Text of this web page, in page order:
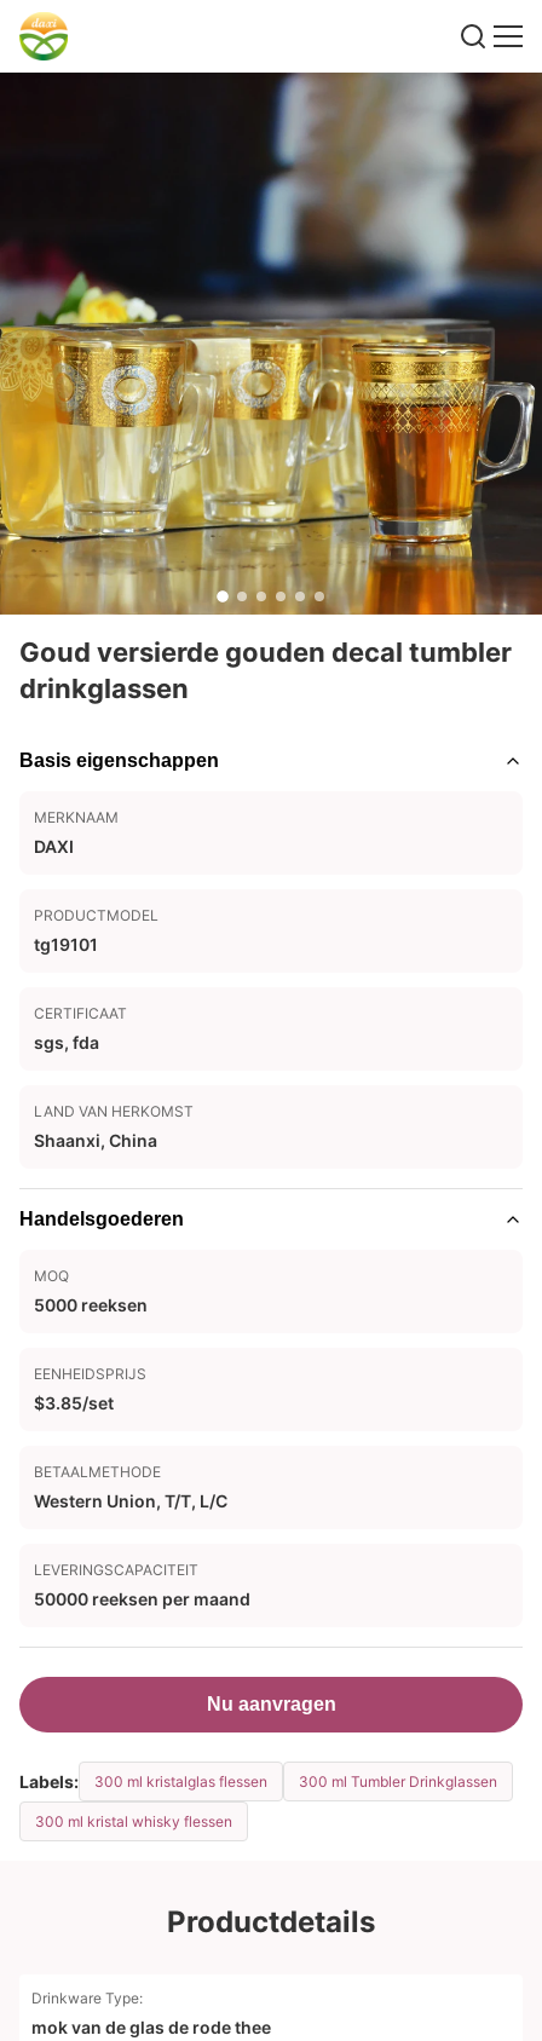
Goud versierde gouden decal tumbler
drinkglassen
Basis eigenschappen
MERKNAAM
DAXI
PRODUCTMODEL
tg19101
CERTIFICAAT
sgs, fda
LAND VAN HERKOMST
Shaanxi, China
Handelsgoederen
MOQ
5000 reeksen
EENHEIDSPRIJS
$3.85/set
BETAALMETHODE
Western Union, T/T, L/C
LEVERINGSCAPACITEIT
50000 reeksen per maand
Nu aanvragen
Labels: 300 ml kristalglas flessen 300 ml Tumbler Drinkglassen
300 ml kristal whisky flessen
Productdetails
Drinkware Type:
mok van de glas de rode thee